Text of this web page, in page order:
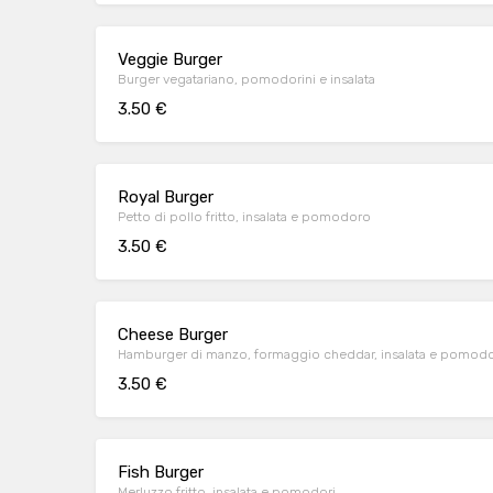
Veggie Burger
Burger vegatariano, pomodorini e insalata
3.50 €
Royal Burger
Petto di pollo fritto, insalata e pomodoro
3.50 €
Cheese Burger
Hamburger di manzo, formaggio cheddar, insalata e
3.50 €
Fish Burger